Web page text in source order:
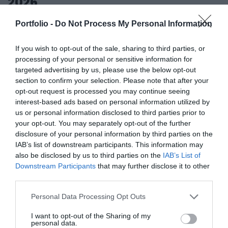
Portfolio - Do Not Process My Personal Information
If you wish to opt-out of the sale, sharing to third parties, or
processing of your personal or sensitive information for
targeted advertising by us, please use the below opt-out
section to confirm your selection. Please note that after your
opt-out request is processed you may continue seeing
interest-based ads based on personal information utilized by
us or personal information disclosed to third parties prior to
your opt-out. You may separately opt-out of the further
disclosure of your personal information by third parties on the
IAB’s list of downstream participants. This information may
also be disclosed by us to third parties on the IAB’s List of
Downstream Participants that may further disclose it to other
Personal Data Processing Opt Outs
I want to opt-out of the Sharing of my
personal data.
csúcsvezetői nyújtanak első kézből származó, releváns
információkat, amelyek az agrárgazdaság valamennyi
szereplője – a termelők, az élelmiszergyártók és a
szolgálhatnak. Emellett a rendezvény széles
körű bemutatkozási és piacépítési lehetőséget biztosít az
agráriumot kiszolgáló vállalkozások – inputgyártók,
integrátorok, gépforgalmazók, finanszírozási és egyéb
szolgáltatók – számára. A konferencia a tartalmas
programkínálaton túl alkalmat teremt a szakmai
kapcsolatépítésre, a networkingre és az üzleti
tárgyalásokra, a színvonalas szakmai előadások és
kerekasztal-beszélgetések mellett pedig szórakoztató
műsorral járul hozzá a résztvevők feltöltődéséhez és
kikapcsolódásához. A Portfolio Csoport az Agrárszektor
Konferencián adja át tizenegy kategóriában azokat az
legkiemelkedőbb szakmai teljesítményeinek és
2026. november 26. Marriott Hotel
együtt a vállalatok működése, a papír alapú folyamatok
megszűnnek, a fiókokba, személyes ügyintézésre csak a
legkomplexebb ügyekben járunk, digitális csatornákon 0-24
órában kommunikálunk, ügyeket intézünk. Ám most a
digitális világot, a belső működést és az ügyfél front-
endeket is feje tetejére állítja az AI-forradalom, és az
agentic AI trend. Az önállóan cselekedni képes AI-
ügynökök, illetve az egyes üzleti, compliance és
adminisztratív folyamatokat támogató AI-eszközök és
vállalti megoldások korábban elképzelhetetlen sebességet
és rendkívüli hatékonyságbeli fejlődési lehetőséget adnak a
cégeknek. MIt kezdünk a megnyert munkaórákkal és a
megspórolt munkaerővel? A core bizniszt is felforgatja a
Nagyvállalatoknak és kkv-knak is szóló rendezvényünkön
RÉSZLETEK & JEGYEK
DEEP TECH 2026
2026. november 18. Radisson Blu Béke Hotel
el, ki használja ügyesebben a kész megoldásokat. Hanem